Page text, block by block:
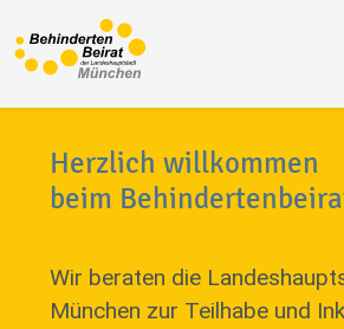
Herzlich willkommen
beim
Wir beraten die
München zur Teilhabe und